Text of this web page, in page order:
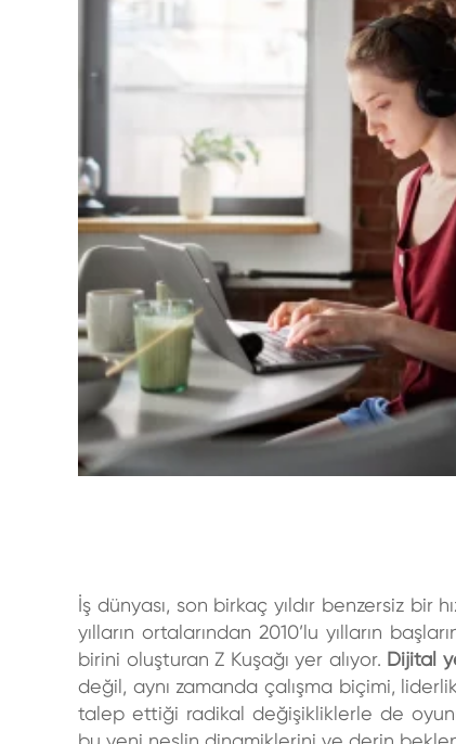
İş dünyası, son birkaç yıldır benzersiz bir
yılların ortalarından 2010’lu yılların
birini oluşturan Z Kuşağı yer alıyor. Dijital
değil, aynı zamanda çalışma biçimi,
talep ettiği radikal değişikliklerle de